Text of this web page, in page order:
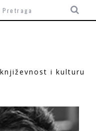
i kulturu